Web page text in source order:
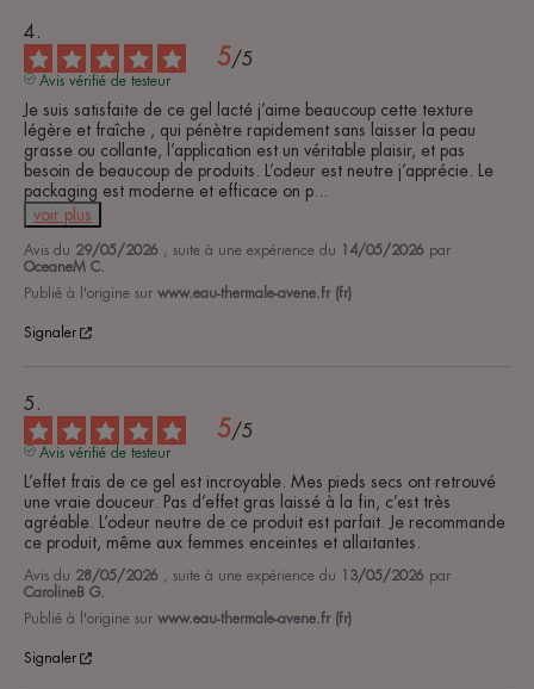
5/5
Avis vérifié de testeur
Je suis satisfaite de ce gel lacté j’aime beaucoup cette texture
légère et fraîche , qui pénètre rapidement sans laisser la peau
grasse ou collante, l’application est un véritable plaisir, et pas
besoin de beaucoup de produits. L’odeur est neutre j’apprécie. Le
packaging est moderne et efficace on p
voir plus
Avis du 29/05/2026 , suite à une expérience du 14/05/2026 par
OceaneM C.
Publié à l'origine sur www.eau-thermale-avene.fr (fr)
Signaler
5/5
Avis vérifié de testeur
L’effet frais de ce gel est incroyable. Mes pieds secs ont retrouvé
une vraie douceur. Pas d’effet gras laissé à la fin, c’est très
agréable. L’odeur neutre de ce produit est parfait. Je recommande
ce produit, même aux femmes enceintes et allaitantes.
Avis du 28/05/2026 , suite à une expérience du 13/05/2026 par
CarolineB G.
Publié à l'origine sur www.eau-thermale-avene.fr (fr)
Signaler